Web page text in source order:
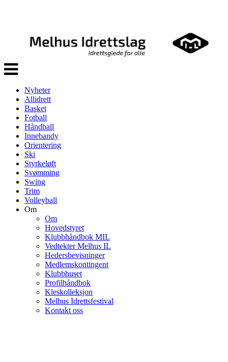
Veksle
navigasjon
Nyheter
Allidrett
Basket
Fotball
Håndball
Innebandy
Orientering
Ski
Styrkeløft
Svømming
Swing
Trim
Volleyball
Om
Om
Hovedstyret
Klubbhåndbok MIL
Vedtekter Melhus IL
Hedersbevisninger
Medlemskontingent
Klubbhuset
Profilhåndbok
Kleskolleksjon
Melhus Idrettsfestival
Kontakt oss